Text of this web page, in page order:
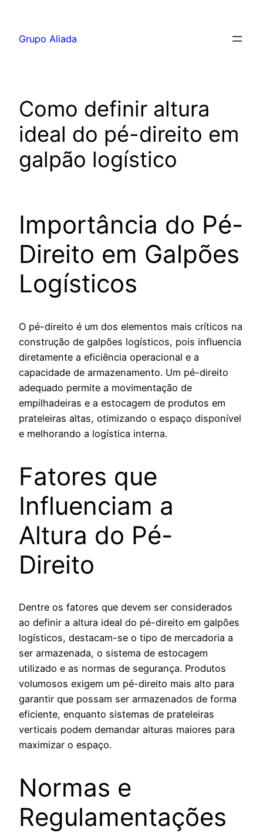
Grupo Aliada
Como definir altura
ideal do pé-direito em
galpão logístico
Importância do Pé-
Direito em Galpões
Logísticos
O pé-direito é um dos elementos mais críticos na
construção de galpões logísticos, pois influencia
diretamente a eficiência operacional e a
capacidade de armazenamento. Um pé-direito
adequado permite a movimentação de
empilhadeiras e a estocagem de produtos em
prateleiras altas, otimizando o espaço disponível
e melhorando a logística interna.
Fatores que
Influenciam a
Altura do Pé-
Direito
Dentre os fatores que devem ser considerados
ao definir a altura ideal do pé-direito em galpões
logísticos, destacam-se o tipo de mercadoria a
ser armazenada, o sistema de estocagem
utilizado e as normas de segurança. Produtos
volumosos exigem um pé-direito mais alto para
garantir que possam ser armazenados de forma
eficiente, enquanto sistemas de prateleiras
verticais podem demandar alturas maiores para
maximizar o espaço.
Normas e
Regulamentações